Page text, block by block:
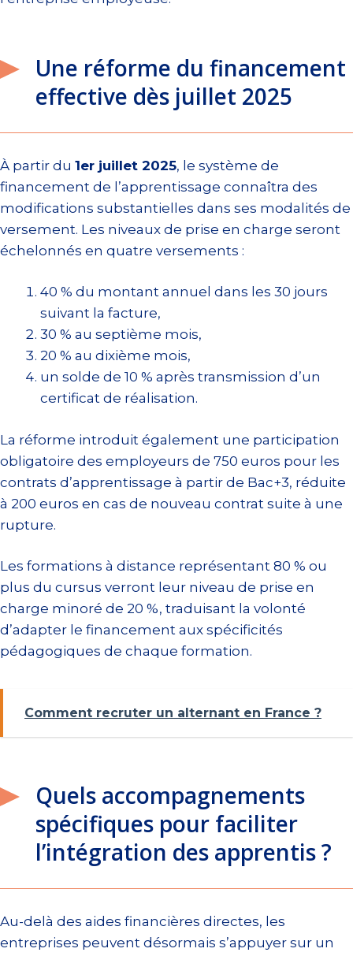
Une réforme du financement
effective dès juillet 2025
À partir du 1er juillet 2025, le système de
financement de l’apprentissage connaîtra des
modifications substantielles dans ses modalités de
versement. Les niveaux de prise en charge seront
échelonnés en quatre versements :
40 % du montant annuel dans les 30 jours
suivant la facture,
30 % au septième mois,
20 % au dixième mois,
un solde de 10 % après transmission d’un
certificat de réalisation.
La réforme introduit également une participation
obligatoire des employeurs de 750 euros pour les
contrats d’apprentissage à partir de Bac+3, réduite
à 200 euros en cas de nouveau contrat suite à une
rupture.
Les formations à distance représentant 80 % ou
plus du cursus verront leur niveau de prise en
charge minoré de 20 %, traduisant la volonté
d’adapter le financement aux spécificités
pédagogiques de chaque formation.
Comment recruter un alternant en France ?
Quels accompagnements
spécifiques pour faciliter
l’intégration des apprentis ?
Au-delà des aides financières directes, les
entreprises peuvent désormais s’appuyer sur un